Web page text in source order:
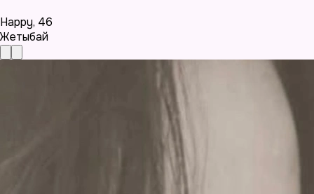
Happy, 46
Жетыбай